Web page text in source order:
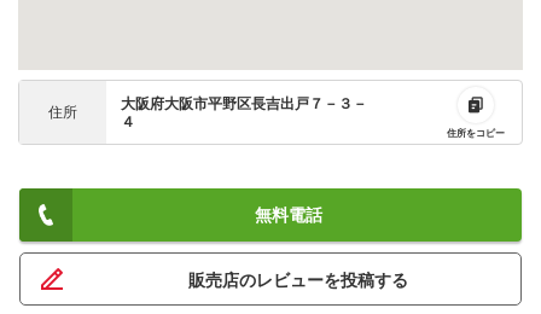
住所
大阪府大阪市平野区長吉出戸７－３－
４
住所をコピー
無料電話
販売店のレビューを投稿する